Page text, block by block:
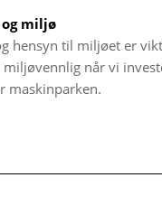
miljø
hensyn til miljøet er
når vi
maskinparken.